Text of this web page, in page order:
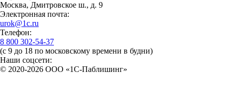
Москва, Дмитровское ш., д. 9
Электронная почта:
urok@1c.ru
Телефон:
8 800 302-54-37
(с 9 до 18 по московскому времени в будни)
Наши соцсети:
© 2020-2026 OOO «1С-Паблишинг»